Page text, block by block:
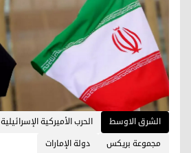
الشرق الاوسط الحرب الأميركية الإسرائيلية
مجموعة بريكس
دولة الإمارات